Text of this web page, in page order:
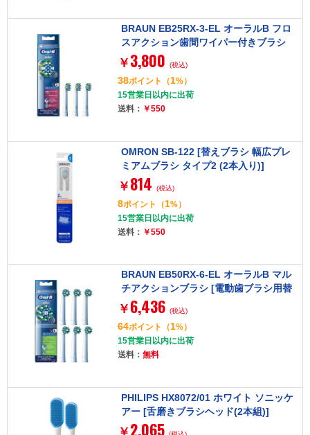
BRAUN EB25RX-3-EL オーラルB フロ
スアクション歯間ワイパー付きブラシ
[電動歯ブラシ用替ブラシ3本]
￥ 3,800 (税込)
38ポイント （1%）
15営業日以内に出荷
送料： ￥550
OMRON SB-122 [替えブラシ 幅広プレ
ミアムブラシ タイプ2 (2本入り)]
￥ 814 (税込)
8ポイント （1%）
15営業日以内に出荷
送料： ￥550
BRAUN EB50RX-6-EL オーラルB マル
チアクションブラシ [電動歯ブラシ用替
ブラシ6本]
￥ 6,436 (税込)
64ポイント （1%）
15営業日以内に出荷
送料： 無料
PHILIPS HX8072/01 ホワイト ソニッケ
アー [舌磨きブラシヘッド(2本組)]
￥ 2,065